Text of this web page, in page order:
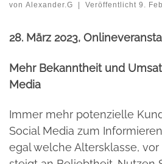
von Alexander.G Veröffentlicht 9.
28. März 2023,
Mehr Bekanntheit und
Media
Immer mehr potenzielle
Social Media zum
egal welche Altersklasse,